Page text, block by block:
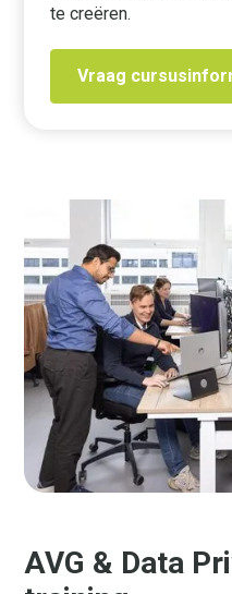
te creëren.
Vraag
AVG & Data